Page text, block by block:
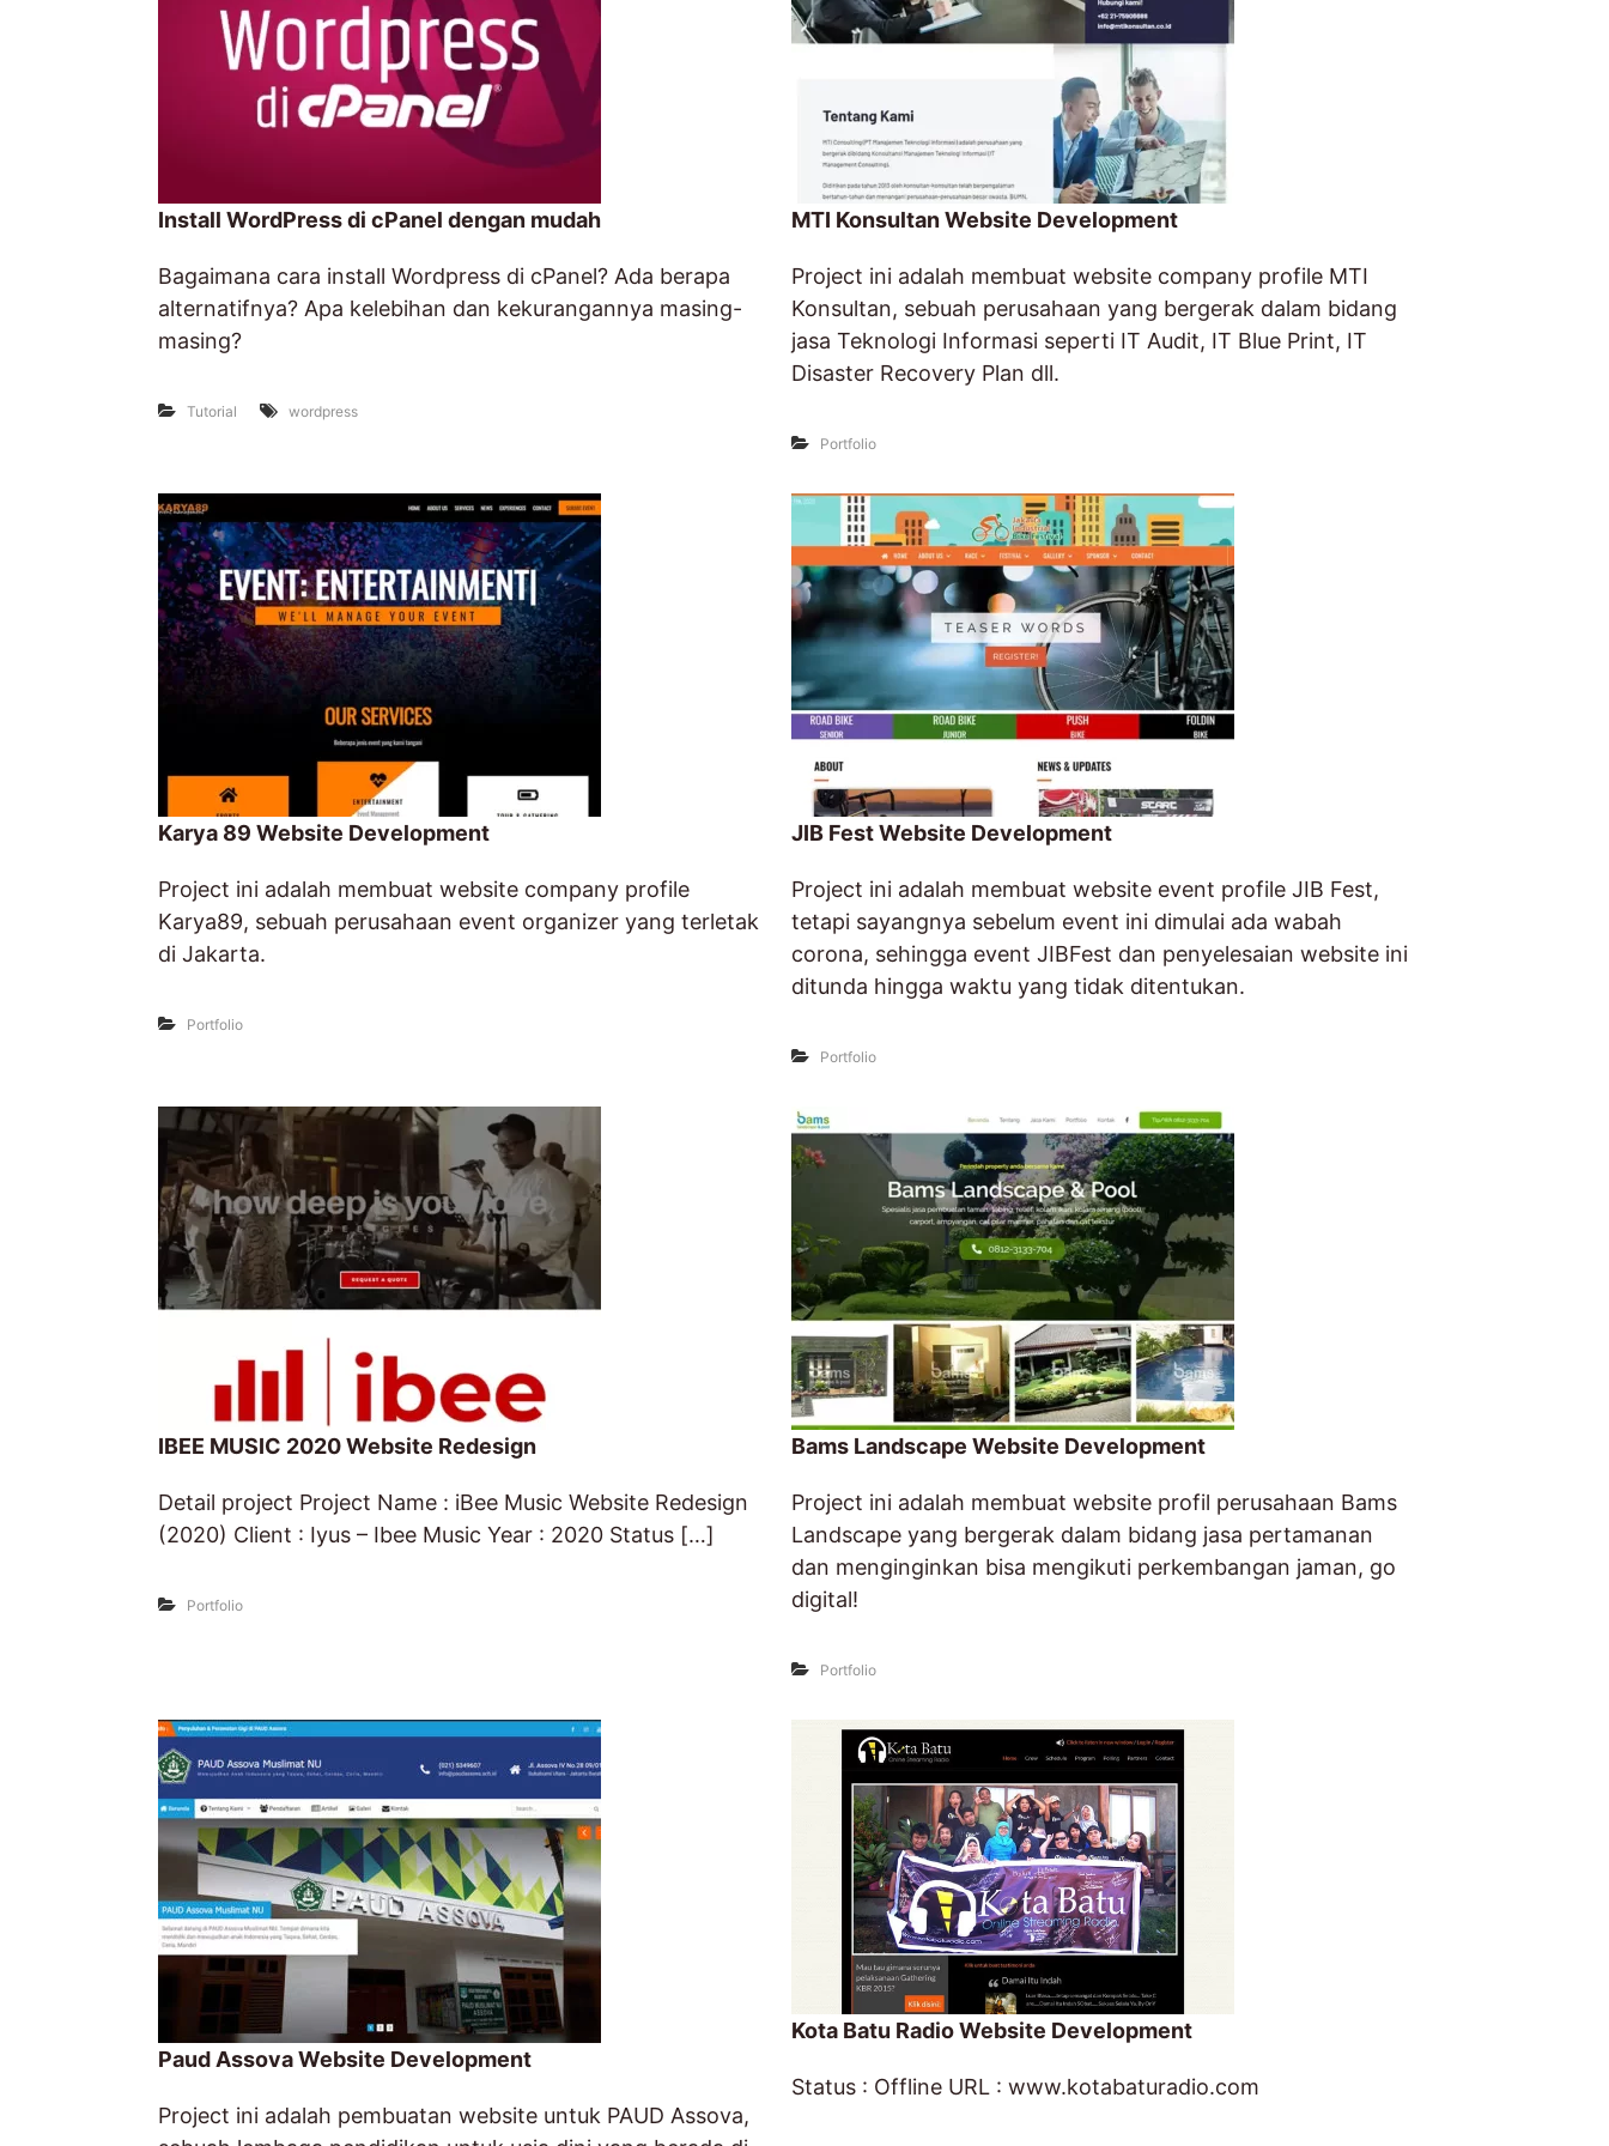
Install WordPress di cPanel dengan mudah
Bagaimana cara install Wordpress di cPanel? Ada berapa
alternatifnya? Apa kelebihan dan kekurangannya masing-
masing?
Tutorial wordpress
MTI Konsultan Website Development
Project ini adalah membuat website company profile MTI
Konsultan, sebuah perusahaan yang bergerak dalam bidang
jasa Teknologi Informasi seperti IT Audit, IT Blue Print, IT
Disaster Recovery Plan dll.
Portfolio
Karya 89 Website Development
Project ini adalah membuat website company profile
Karya89, sebuah perusahaan event organizer yang terletak
di Jakarta.
Portfolio
JIB Fest Website Development
Project ini adalah membuat website event profile JIB Fest,
tetapi sayangnya sebelum event ini dimulai ada wabah
corona, sehingga event JIBFest dan penyelesaian website ini
ditunda hingga waktu yang tidak ditentukan.
Portfolio
IBEE MUSIC 2020 Website Redesign
Detail project Project Name : iBee Music Website Redesign
(2020) Client : Iyus – Ibee Music Year : 2020 Status […]
Portfolio
Bams Landscape Website Development
Project ini adalah membuat website profil perusahaan Bams
Landscape yang bergerak dalam bidang jasa pertamanan
dan menginginkan bisa mengikuti perkembangan jaman, go
digital!
Portfolio
Paud Assova Website Development
Project ini adalah pembuatan website untuk PAUD Assova,
Kota Batu Radio Website Development
Status : Offline URL : www.kotabaturadio.com